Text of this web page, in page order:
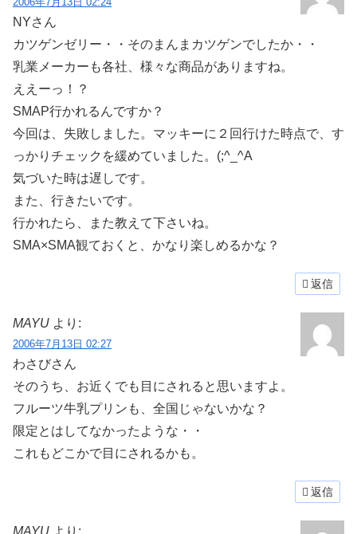
NYさん
カツゲンゼリー・・そのまんまカツゲンでしたか・・
乳業メーカーも各社、様々な商品がありますね。
ええーっ！？
SMAP行かれるんですか？
今回は、失敗しました。マッキーに２回行けた時点で、す
っかりチェックを緩めていました。(;^_^A
気づいた時は遅しです。
また、行きたいです。
行かれたら、また教えて下さいね。
SMA×SMA観ておくと、かなり楽しめるかな？
返信
MAYU より:
2006年7月13日 02:27
わさびさん
そのうち、お近くでも目にされると思いますよ。
フルーツ牛乳プリンも、全国じゃないかな？
限定とはしてなかったような・・
これもどこかで目にされるかも。
返信
MAYU より: